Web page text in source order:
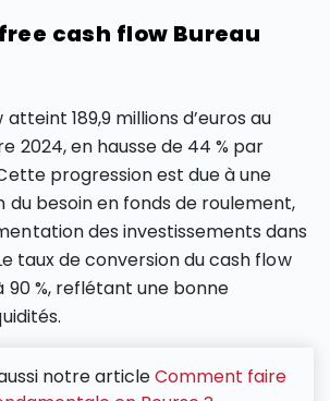
cash flow Bureau
189,9 millions d’euros au
2024, en hausse de 44 % par
progression est due à une
du besoin en fonds de roulement,
des investissements dans
taux de conversion du cash flow
90 %, reflétant une bonne
notre articleComment faire